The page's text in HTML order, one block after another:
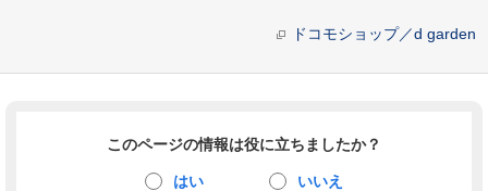
ドコモショップ／d garden
このページの情報は役に立ちましたか？
はい いいえ